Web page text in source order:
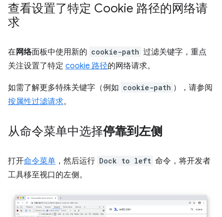
查看设置了特定 Cookie 路径的网络请
求
在 网络面板中使用新的 cookie-path 过滤关键字，重点
关注设置了特定 cookie 路径的网络请求。
如需了解更多特殊关键字（例如 cookie-path ），请参阅
按属性过滤请求。
从命令菜单中选择停靠到左侧
打开命令菜单 ，然后运行 Dock to left 命令，将开发者
工具移至视口的左侧。